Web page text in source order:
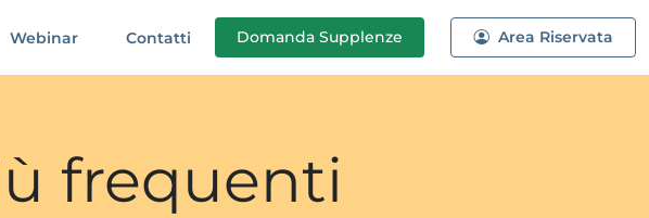
Webinar Contatti Domanda Supplenze Area Riservata
frequenti